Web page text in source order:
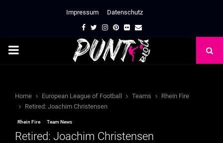
Impressum Datenschutz
Facebook
TwitterInstagram
Pinterest
FlickrEmail
PRIMARY
Home European League of Football Teams
Rhein Fire
Retired: Joachim Christensen
Rhein Fire Team News
Retired: Joachim Christensen